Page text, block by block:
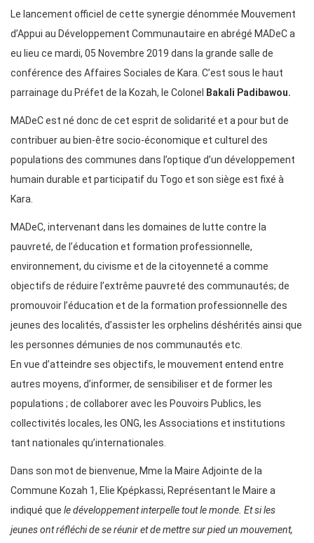
Le lancement officiel de cette synergie dénommée Mouvement
d’Appui au Développement Communautaire en abrégé MADeC a
eu lieu ce mardi, 05 Novembre 2019 dans la grande salle de
conférence des Affaires Sociales de Kara. C’est sous le haut
parrainage du Préfet de la Kozah, le Colonel
Bakali Padibawou.
MADeC est né donc de cet esprit de solidarité et a pour but de
contribuer au bien-être socio-économique et culturel des
populations des communes dans l’optique d’un développement
humain durable et participatif du Togo et son siège est fixé à
Kara.
MADeC, intervenant dans les domaines de lutte contre la
pauvreté, de l’éducation et formation professionnelle,
environnement, du civisme et de la citoyenneté a comme
objectifs de réduire l’extrême pauvreté des communautés; de
promouvoir l’éducation et de la formation professionnelle des
jeunes des localités, d’assister les orphelins déshérités ainsi que
les personnes démunies de nos communautés etc.
En vue d’atteindre ses objectifs, le mouvement entend entre
autres moyens, d’informer, de sensibiliser et de former les
populations ; de collaborer avec les Pouvoirs Publics, les
collectivités locales, les ONG, les Associations et institutions
tant nationales qu’internationales.
Dans son mot de bienvenue, Mme la Maire Adjointe de la
Commune Kozah 1, Elie Kpépkassi, Représentant le Maire a
indiqué que le développement interpelle tout le monde. Et si les
jeunes ont réfléchi de se réunir et de mettre sur pied un mouvement,